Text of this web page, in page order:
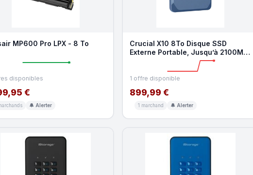
MP600 Pro LPX - 8 To
disponibles
€
🔔 Alerter
Crucial X10 8To Disque SSD
Externe Portable, Jusqu’à 2100Mo
s, USB-C 3.2 Gen2, R
1 offre disponible
899,99 €
1 marchand 🔔 Alerter